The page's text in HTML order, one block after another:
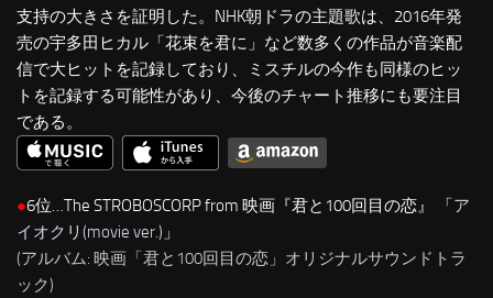
支持の大きさを証明した。NHK朝ドラの主題歌は、2016年発
売の宇多田ヒカル「花束を君に」など数多くの作品が音楽配
信で大ヒットを記録しており、ミスチルの今作も同様のヒッ
トを記録する可能性があり、今後のチャート推移にも要注目
である。
●6位…The STROBOSCORP from 映画『君と100回目の恋』 「 ア
イオクリ(movie ver.) 」
(アルバム: 映画「君と100回目の恋」オリジナルサウンドトラ
ック)